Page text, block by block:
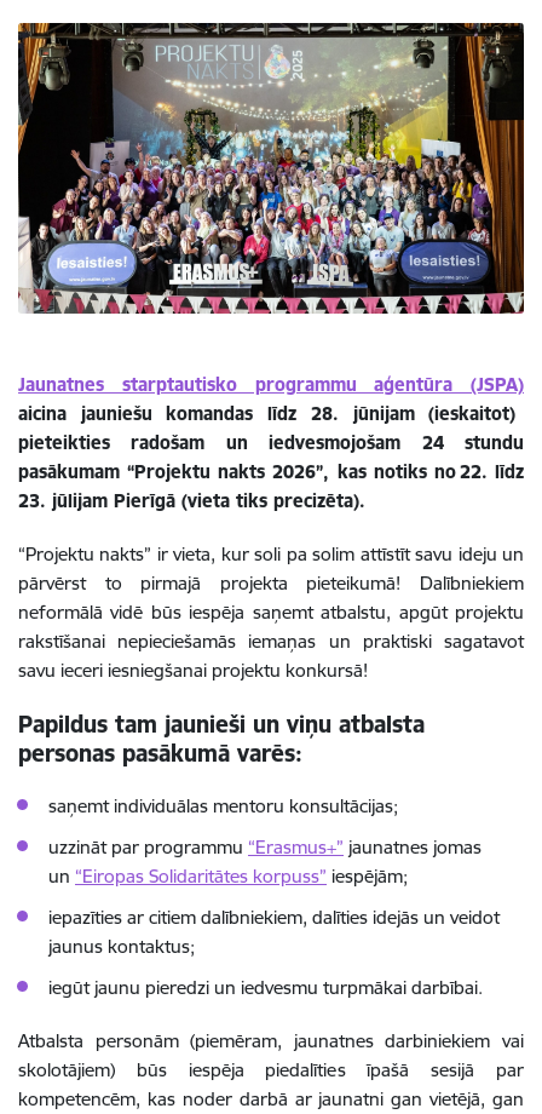
Jaunatnes starptautisko programmu aģentūra (JSPA)
aicina jauniešu komandas līdz 28. jūnijam (ieskaitot)
pieteikties radošam un iedvesmojošam 24 stundu
pasākumam “Projektu nakts 2026”, kas notiks no 22. līdz
23. jūlijam Pierīgā (vieta tiks precizēta).
“Projektu nakts” ir vieta, kur soli pa solim attīstīt savu ideju un
pārvērst to pirmajā projekta pieteikumā! Dalībniekiem
neformālā vidē būs iespēja saņemt atbalstu, apgūt projektu
rakstīšanai nepieciešamās iemaņas un praktiski sagatavot
savu ieceri iesniegšanai projektu konkursā!
Papildus tam jaunieši un viņu atbalsta
personas pasākumā varēs:
saņemt individuālas mentoru konsultācijas;
uzzināt par programmu “Erasmus+” jaunatnes jomas
un “Eiropas Solidaritātes korpuss” iespējām;
iepazīties ar citiem dalībniekiem, dalīties idejās un veidot
jaunus kontaktus;
iegūt jaunu pieredzi un iedvesmu turpmākai darbībai.
Atbalsta personām (piemēram, jaunatnes darbiniekiem vai
skolotājiem) būs iespēja piedalīties īpašā sesijā par
kompetencēm, kas noder darbā ar jaunatni gan vietējā, gan